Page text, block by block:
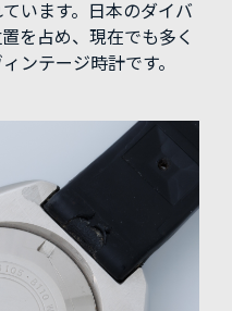
います。日本のダイバ
を占め、現在でも多く
ンテージ時計です。